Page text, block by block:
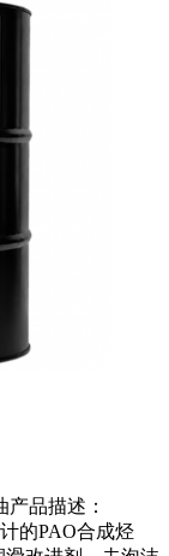
产品描述：
的PAO合成烃